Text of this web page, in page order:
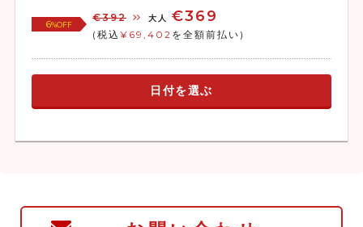
6%OFF
€392 大人 €369
(税込 ¥69,402 を全額前払い)
日付を選ぶ